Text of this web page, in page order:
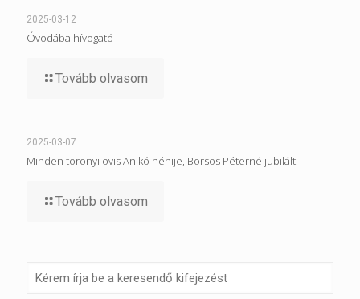
2025-03-12
Óvodába hívogató
Tovább olvasom
2025-03-07
Minden toronyi ovis Anikó nénije, Borsos Péterné jubilált
Tovább olvasom